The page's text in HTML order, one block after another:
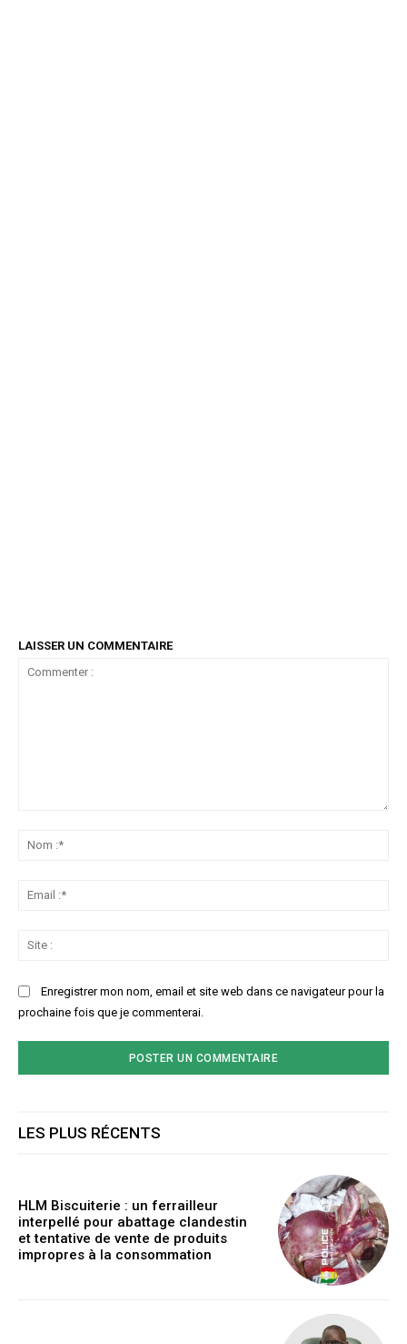
LAISSER UN COMMENTAIRE
Enregistrer mon nom, email et site web dans ce navigateur pour la
prochaine fois que je commenterai.
LES PLUS RÉCENTS
HLM Biscuiterie : un ferrailleur
interpellé pour abattage clandestin
et tentative de vente de produits
impropres à la consommation